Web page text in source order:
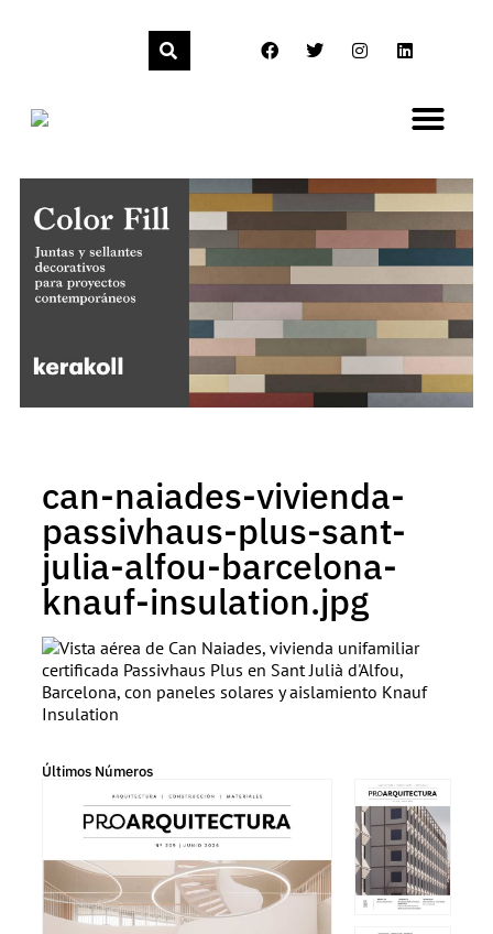
can-naiades-vivienda-
passivhaus-plus-sant-
julia-alfou-barcelona-
knauf-insulation.jpg
Últimos Números